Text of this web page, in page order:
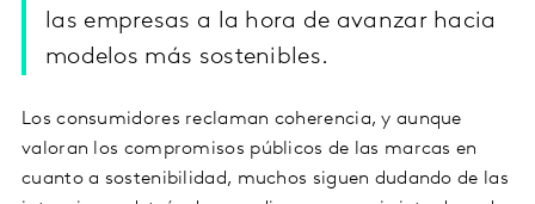
las empresas a la hora de avanzar hacia
modelos más sostenibles.
Los consumidores reclaman coherencia, y aunque
valoran los compromisos públicos de las marcas en
cuanto a sostenibilidad, muchos siguen dudando de las